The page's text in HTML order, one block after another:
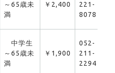
～65歳未
満
￥2,400
221-
8078
中学生
～65歳未
満
￥1,900
052-
211-
2294